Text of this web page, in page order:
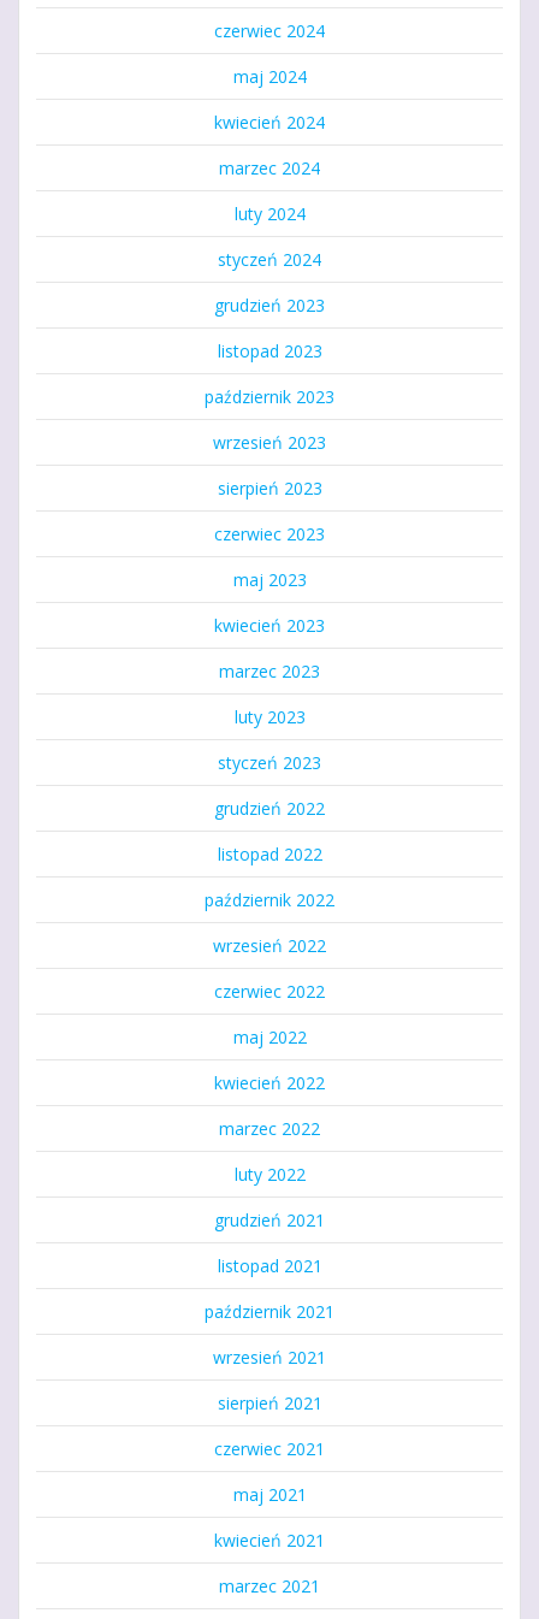
czerwiec 2024
maj 2024
kwiecień 2024
marzec 2024
luty 2024
styczeń 2024
grudzień 2023
listopad 2023
październik 2023
wrzesień 2023
sierpień 2023
czerwiec 2023
maj 2023
kwiecień 2023
marzec 2023
luty 2023
styczeń 2023
grudzień 2022
listopad 2022
październik 2022
wrzesień 2022
czerwiec 2022
maj 2022
kwiecień 2022
marzec 2022
luty 2022
grudzień 2021
listopad 2021
październik 2021
wrzesień 2021
sierpień 2021
czerwiec 2021
maj 2021
kwiecień 2021
marzec 2021